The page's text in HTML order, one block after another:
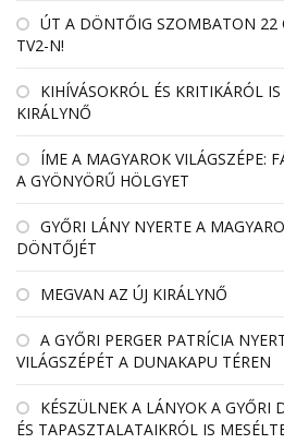
ÚT A DÖNTŐIG SZOMBATON 22
TV2-N!
KIHÍVÁSOKRÓL ÉS KRITIKÁRÓL
KIRÁLYNŐ
ÍME A MAGYAROK VILÁGSZÉPE:
A GYÖNYÖRŰ HÖLGYET
GYŐRI LÁNY NYERTE A
DÖNTŐJÉT
MEGVAN AZ ÚJ KIRÁLYNŐ
A GYŐRI PERGER PATRÍCIA
VILÁGSZÉPÉT A DUNAKAPU TÉREN
KÉSZÜLNEK A LÁNYOK A GYŐRI
ÉS TAPASZTALATAIKRÓL IS